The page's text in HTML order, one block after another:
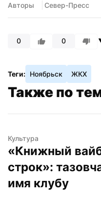
Авторы Север-Пресс
0 0
Теги: Ноябрьск ЖКХ
Также по
Культура
«Книжный
строк»:
имя клубу